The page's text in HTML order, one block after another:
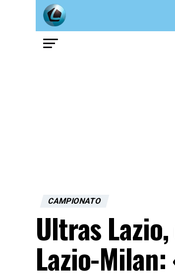
CAMPIONATO
Ultras
Lazio-